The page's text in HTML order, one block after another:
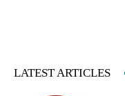
LATEST ARTICLES